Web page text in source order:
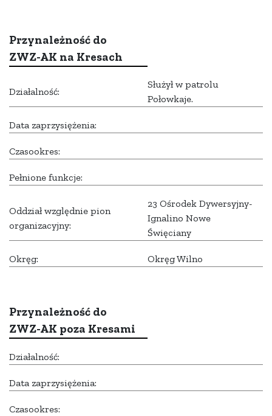
Przynależność do
ZWZ-AK na Kresach
Działalność:
Służył w patrolu
Połowkaje.
Data zaprzysiężenia:
Czasookres:
Pełnione funkcje:
Oddział względnie pion
organizacyjny:
23 Ośrodek Dywersyjny-
Ignalino Nowe
Święciany
Okręg: Okręg Wilno
Przynależność do
ZWZ-AK poza Kresami
Działalność:
Data zaprzysiężenia:
Czasookres: